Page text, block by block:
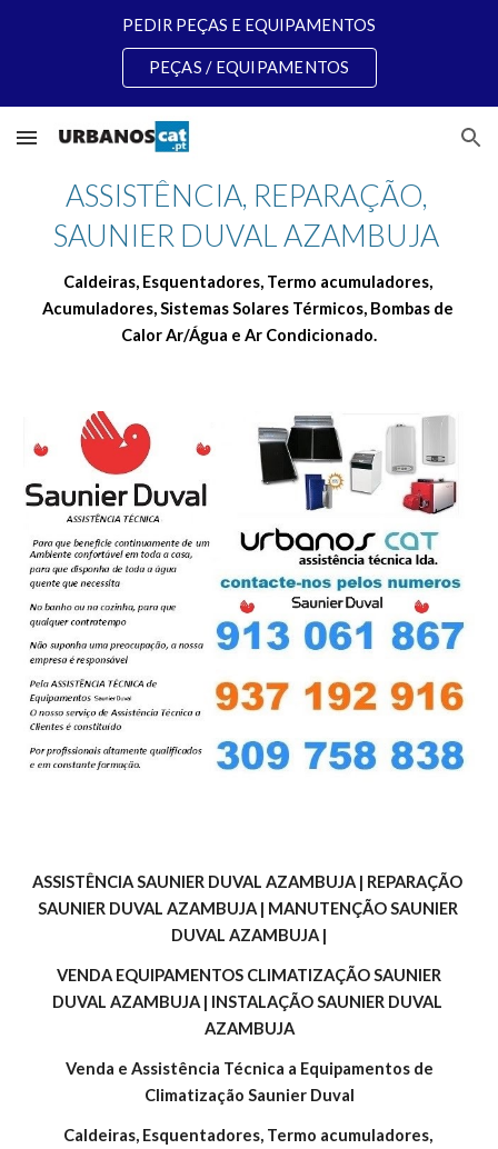
PEDIR PEÇAS E EQUIPAMENTOS
PEÇAS / EQUIPAMENTOS
ASSISTÊNCIA, REPARAÇÃO,
SAUNIER DUVAL AZAMBUJA
Caldeiras, Esquentadores, Termo acumuladores,
Acumuladores, Sistemas Solares Térmicos, Bombas de
Calor Ar/Água e Ar Condicionado.
ASSISTÊNCIA SAUNIER DUVAL AZAMBUJA | REPARAÇÃO
SAUNIER DUVAL AZAMBUJA | MANUTENÇÃO SAUNIER
DUVAL AZAMBUJA |
DUVAL AZAMBUJA | INSTALAÇÃO SAUNIER DUVAL
AZAMBUJA
Climatização Saunier Duval
Caldeiras, Esquentadores, Termo acumuladores,